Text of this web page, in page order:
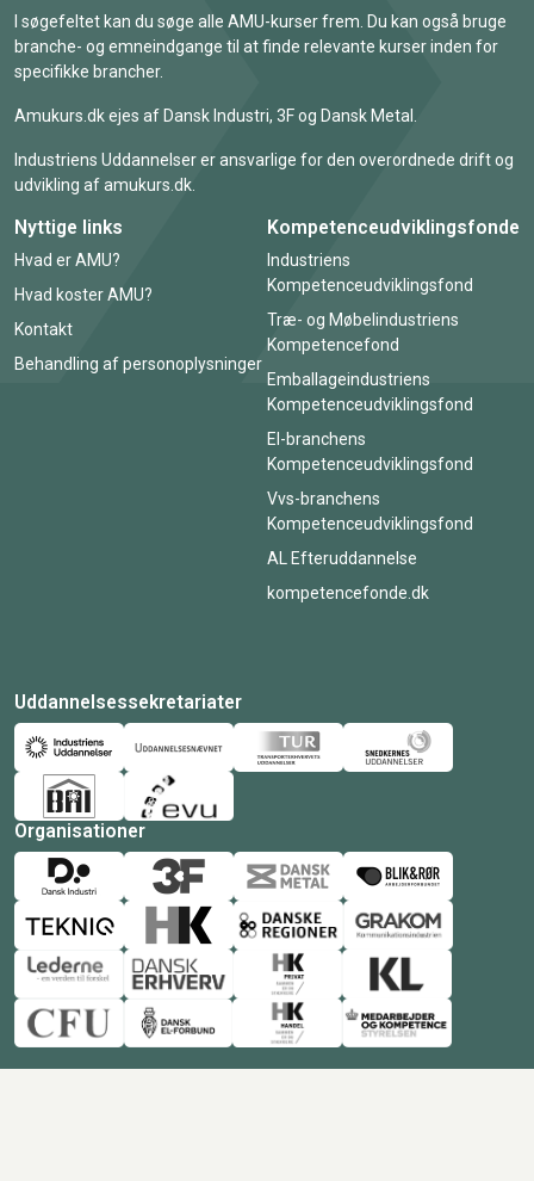
I søgefeltet kan du søge alle AMU-kurser frem. Du kan også bruge
branche- og emneindgange til at finde relevante kurser inden for
specifikke brancher.
Amukurs.dk ejes af Dansk Industri, 3F og Dansk Metal.
Industriens Uddannelser er ansvarlige for den overordnede drift og
udvikling af amukurs.dk.
Nyttige links
Hvad er AMU?
Hvad koster AMU?
Kontakt
Behandling af personoplysninger
Kompetenceudviklingsfonde
Industriens
Kompetenceudviklingsfond
Træ- og Møbelindustriens
Kompetencefond
Emballageindustriens
Kompetenceudviklingsfond
El-branchens
Kompetenceudviklingsfond
Vvs-branchens
Kompetenceudviklingsfond
AL Efteruddannelse
kompetencefonde.dk
Uddannelsessekretariater
Organisationer